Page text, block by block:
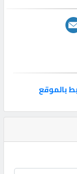
بالموقع